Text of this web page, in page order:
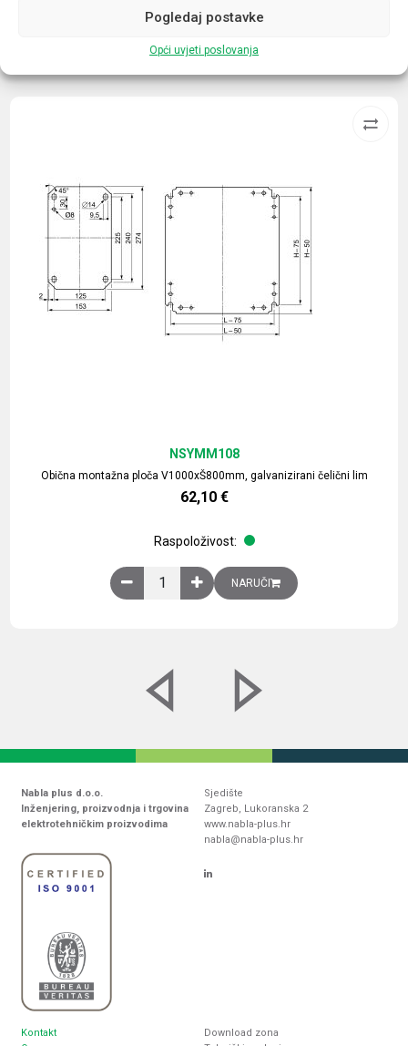
Pogledaj postavke
Opći uvjeti poslovanja
Povezani proizvodi
Obična montažna ploča V1000xŠ800mm, galvanizirani čelični lim
NSYMM108
62,10 €
Raspoloživost:
Obična montažna ploča V1000xŠ800mm,
NARUČI
Nabla plus d.o.o.
Inženjering, proizvodnja i trgovina
elektrotehničkim proizvodima
Sjedište
Zagreb, Lukoranska 2
www.nabla-plus.hr
nabla@nabla-plus.hr
Kontakt
Download zona